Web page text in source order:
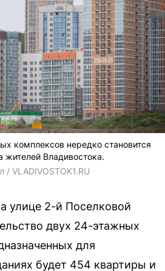
комплексов нередко становится
жителей Владивостока.
/ VLADIVOSTOK1.RU
улице 2-й Поселковой
двух 24-этажных
для
будет 454 квартиры и